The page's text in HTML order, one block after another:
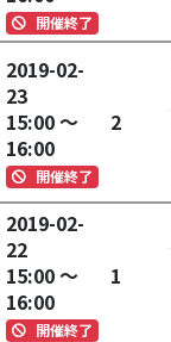
開催終了
2019-02-
23
15:00 ～
16:00
開催終了
2
2019-02-
22
15:00 ～
16:00
開催終了
1